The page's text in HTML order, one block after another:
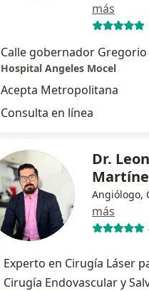
más
Hospital Angeles Mocel
Acepta Metropolitana
Consulta en línea
Dr.
Angiólogo,
más
Experto en Cirugía Láser
Cirugía Endovascular y